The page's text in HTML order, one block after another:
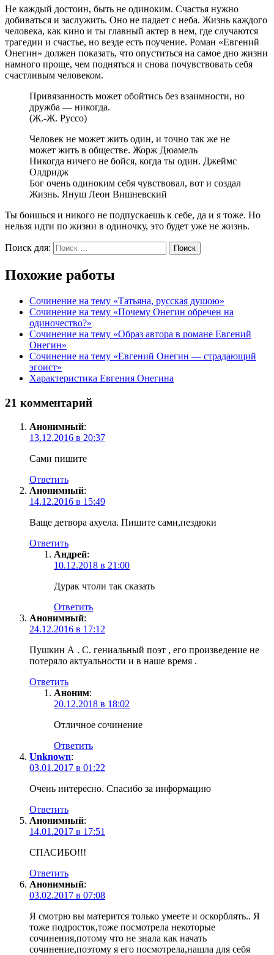
Не каждый достоин, быть не одиноким. Счастья нужно
добиваться и заслужить. Оно не падает с неба. Жизнь каждого
человека, как кино и ты главный актер в нем, где случаются
трагедии и счастье, но везде есть поучение. Роман «Евгений
Онегин» должен показать, что опуститься на самое дно жизни
намного проще, чем подняться и снова почувствовать себя
счастливым человеком.
Привязанность может обойтись без взаимности, но
дружба — никогда.
(Ж.-Ж. Руссо)
Человек не может жить один, и точно так же не
может жить в обществе. Жорж Дюамель
Никогда ничего не бойся, когда ты один. Джеймс
Олдридж
Бог очень одиноким себя чувствовал, вот и создал
Жизнь. Януш Леон Вишневский
Ты боишься и никого не подпускаешь к себе, да и я тоже. Но
нельзя идти по жизни в одиночку, это будет уже не жизнь.
Поиск для: Поиск
Похожие работы
Сочинение на тему «Татьяна, русская душою»
Сочинение на тему «Почему Онегин обречен на
одиночество?»
Сочинение на тему «Образ автора в романе Евгений
Онегин»
Сочинение на тему «Евгений Онегин — страдающий
эгоист»
Характеристика Евгения Онегина
21 комментарий
Анонимный:
13.12.2016 в 20:37
Сами пишите
Ответить
Анонимный:
14.12.2016 в 15:49
Ваще детвора ахуела. Пишите сами,пездюки
Ответить
Андрей:
10.12.2018 в 21:00
Дурак чтоли так сказать
Ответить
Анонимный:
24.12.2016 в 17:12
Пушкин А . С. гениальный поэт , его произведение не
потеряло актуальности и в наше время .
Ответить
Аноним:
20.12.2018 в 18:02
Отличное сочинение
Ответить
Unknown:
03.01.2017 в 01:22
Очень интересно. Спасибо за информацию
Ответить
Анонимный:
14.01.2017 в 17:51
СПАСИБО!!!
Ответить
Анонимный:
03.02.2017 в 07:08
Я смотрю вы матерится только умеете и оскорблять.. Я
тоже подросток,тоже посмотрела некоторые
сочинения,потому что не знала как начать
сочинение,поэтому я его посмотрела,нашла для себя